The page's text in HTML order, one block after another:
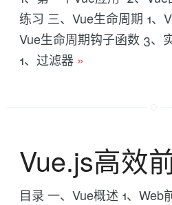
练习 三、Vue生命周期 1、
Vue生命周期钩子函数 3、
1、过滤器 »
Vue.js高效
目录 一、Vue概述 1、Web